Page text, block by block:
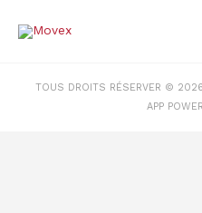
TOUS DROITS RÉSERVER © 2026
APP